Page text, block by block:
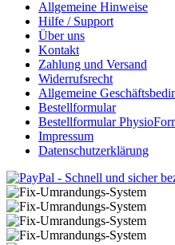
Allgemeine Hinweise
Hilfe / Support
Über uns
Kontakt
Zahlung und Versand
Widerrufsrecht
Allgemeine
Bestellformular
Bestellformular
Impressum
Datenschutzerklärung